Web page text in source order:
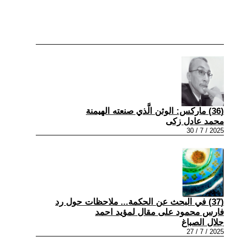
(36) ماركس: الوثن الَّذي صنعته الهيمنة
محمد عادل زكى
2025 / 7 / 30
(37) في البحث عن الحكمة... ملاحظات حول رد
فارس محمود على مقال لمؤيد احمد
جلال الصباغ
2025 / 7 / 27